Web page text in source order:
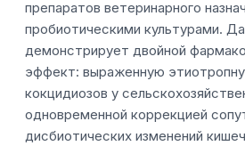
препаратов ветеринарного
пробиотическими культурами.
демонстрирует двойной
эффект: выраженную
кокцидиозов у
одновременной коррекцией
дисбиотических изменений